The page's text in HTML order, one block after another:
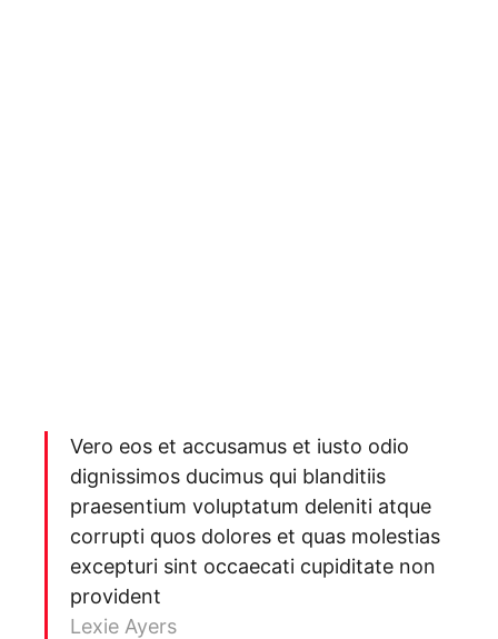
Vero eos et accusamus et iusto odio
dignissimos ducimus qui blanditiis
praesentium voluptatum deleniti atque
corrupti quos dolores et quas molestias
excepturi sint occaecati cupiditate non
provident
Lexie Ayers